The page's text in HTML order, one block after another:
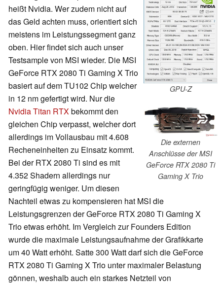
GPU-Z
Die externen
Anschlüsse der MSI
GeForce RTX 2080 Ti
Gaming X Trio
heißt Nvidia. Wer zudem nicht auf
das Geld achten muss, orientiert sich
meistens im Leistungssegment ganz
oben. Hier findet sich auch unser
Testsample von MSI wieder. Die MSI
GeForce RTX 2080 Ti Gaming X Trio
basiert auf dem TU102 Chip welcher
in 12 nm gefertigt wird. Nur die
Nvidia Titan RTX bekommt den
gleichen Chip verpasst, welcher dort
allerdings im Vollausbau mit 4.608
Recheneinheiten zu Einsatz kommt.
Bei der RTX 2080 Ti sind es mit
4.352 Shadern allerdings nur
geringfügig weniger. Um diesen
Nachteil etwas zu kompensieren hat MSI die
Leistungsgrenzen der GeForce RTX 2080 Ti Gaming X
Trio etwas erhöht. Im Vergleich zur Founders Edition
wurde die maximale Leistungsaufnahme der Grafikkarte
um 40 Watt erhöht. Satte 300 Watt darf sich die GeForce
RTX 2080 Ti Gaming X Trio unter maximaler Belastung
gönnen, weshalb auch ein starkes Netzteil von